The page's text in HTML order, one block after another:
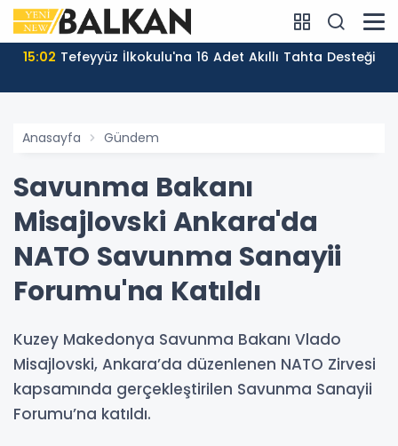
15:02 Tefeyyüz İlkokulu'na 16 Adet Akıllı Tahta Desteği
Anasayfa Gündem
Savunma Bakanı
Misajlovski Ankara'da
NATO Savunma Sanayii
Forumu'na Katıldı
Kuzey Makedonya Savunma Bakanı Vlado
Misajlovski, Ankara’da düzenlenen NATO Zirvesi
kapsamında gerçekleştirilen Savunma Sanayii
Forumu’na katıldı.